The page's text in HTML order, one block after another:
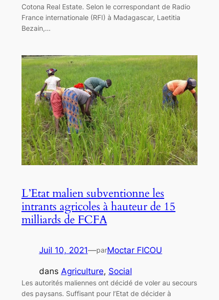
Cotona Real Estate. Selon le correspondant de Radio
France internationale (RFI) à Madagascar, Laetitia
Bezain,…
L’Etat malien subventionne les
intrants agricoles à hauteur de 15
milliards de FCFA
Juil 10, 2021—parMoctar FICOU
dans Agriculture, Social
Les autorités maliennes ont décidé de voler au secours
des paysans. Suffisant pour l’Etat de décider à